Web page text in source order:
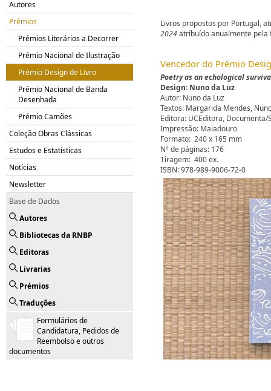
Autores
Prémios
Prémios Literários a Decorrer
Prémio Nacional de Ilustração
Prémio Design de Livro
Prémio Nacional de Banda
Desenhada
Prémio Camões
Coleção Obras Clássicas
Estudos e Estatísticas
Notícias
Newsletter
Base de Dados
Autores
Bibliotecas da RNBP
Editoras
Livrarias
Prémios
Traduções
Formulários de
Candidatura, Pedidos de
Reembolso e outros
documentos
Livros propostos por Portugal,
2024atribuído anualmente
​Vencedor do Prémio
Poetry as an echological
Design: Nuno da Luz
Autor: Nuno da Luz
Textos: Margarida Mendes,
Editora: UCEditora, Documenta/
Impressão: Maiadouro
Formato: 240 x 165 mm
Nº de páginas: 176
Tiragem: 400 ex.
ISBN: 978-989-9006-72-0